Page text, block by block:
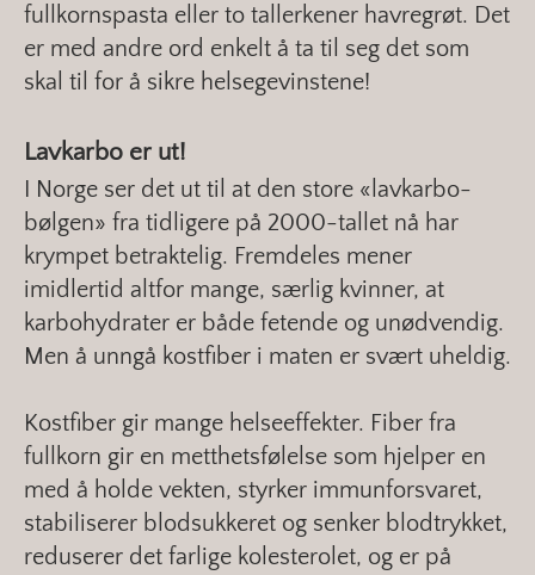
fullkornspasta eller to tallerkener havregrøt. Det
er med andre ord enkelt å ta til seg det som
skal til for å sikre helsegevinstene!
Lavkarbo er ut!
I Norge ser det ut til at den store «lavkarbo-
bølgen» fra tidligere på 2000-tallet nå har
krympet betraktelig. Fremdeles mener
imidlertid altfor mange, særlig kvinner, at
karbohydrater er både fetende og unødvendig.
Men å unngå kostfiber i maten er svært uheldig.
Kostfiber gir mange helseeffekter. Fiber fra
fullkorn gir en metthetsfølelse som hjelper en
med å holde vekten, styrker immunforsvaret,
stabiliserer blodsukkeret og senker blodtrykket,
reduserer det farlige kolesterolet, og er på